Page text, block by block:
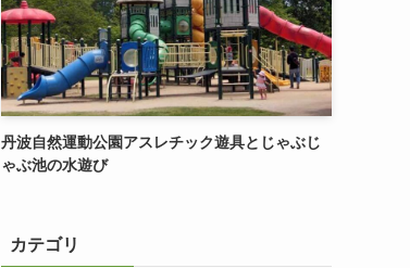
丹波自然運動公園アスレチック遊具とじゃぶじ
ゃぶ池の水遊び
カテゴリ